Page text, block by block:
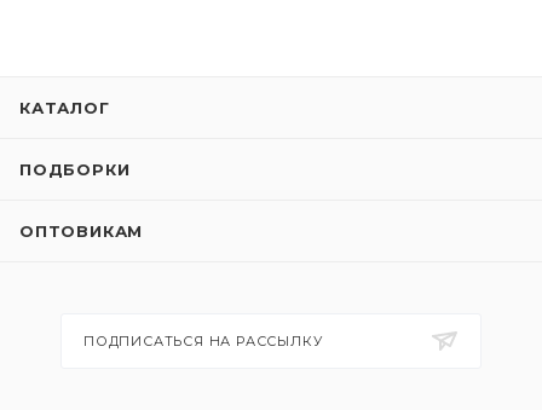
КАТАЛОГ
ПОДБОРКИ
ОПТОВИКАМ
ПОДПИСАТЬСЯ НА РАССЫЛКУ